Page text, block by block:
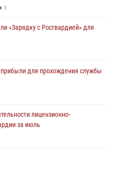
1
«Зарядку с Росгвардией» для
для прохождения службы
лицензионно-
за июль